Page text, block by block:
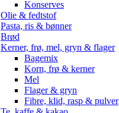
Konserves
Olie & fedtstof
Pasta, ris & bønner
Brød
Kerner, frø, mel, gryn & flager
Bagemix
Korn, frø & kerner
Mel
Flager & gryn
Fibre, klid, rasp & pulver